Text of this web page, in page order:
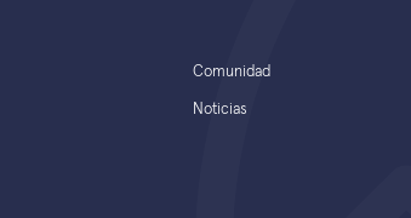
Comunidad
Noticias